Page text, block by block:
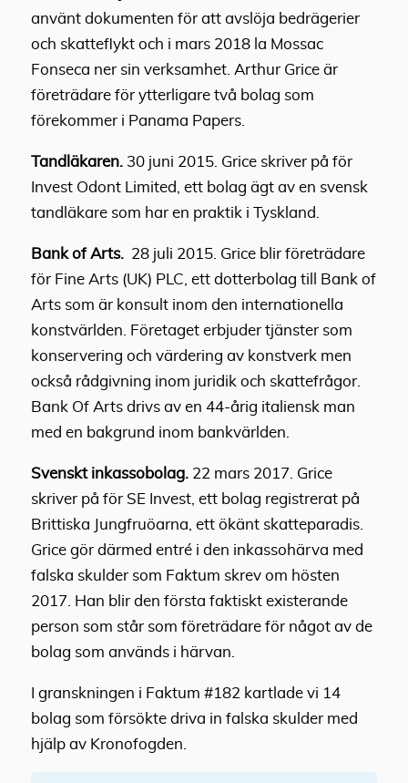
använt dokumenten för att avslöja bedrägerier
och skatteflykt och i mars 2018 la Mossac
Fonseca ner sin verksamhet. Arthur Grice är
företrädare för ytterligare två bolag som
förekommer i Panama Papers.
Tandläkaren. 30 juni 2015. Grice skriver på för
Invest Odont Limited, ett bolag ägt av en svensk
tandläkare som har en praktik i Tyskland.
Bank of Arts. 28 juli 2015. Grice blir företrädare
för Fine Arts (UK) PLC, ett dotterbolag till Bank of
Arts som är konsult inom den internationella
konstvärlden. Företaget erbjuder tjänster som
konservering och värdering av konstverk men
också rådgivning inom juridik och skattefrågor.
Bank Of Arts drivs av en 44-årig italiensk man
med en bakgrund inom bankvärlden.
Svenskt inkassobolag. 22 mars 2017. Grice
skriver på för SE Invest, ett bolag registrerat på
Brittiska Jungfruöarna, ett ökänt skatteparadis.
Grice gör därmed entré i den inkassohärva med
falska skulder som Faktum skrev om hösten
2017. Han blir den första faktiskt existerande
person som står som företrädare för något av de
bolag som används i härvan.
I granskningen i Faktum #182 kartlade vi 14
bolag som försökte driva in falska skulder med
hjälp av Kronofogden.